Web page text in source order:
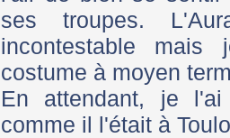
ses troupes.
incontestable
costume à moyen
En attendant, je
comme il l'était à